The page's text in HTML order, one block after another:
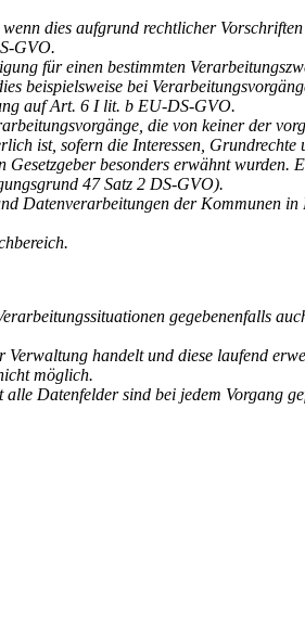
dies aufgrund rechtlicher
GVO.
für einen bestimmten
beispielsweise bei
auf Art. 6 I lit. b EU-DS-GVO.
die von keiner der
ist, sofern die Interessen,
besonders erwähnt wurden.
47 Satz 2 DS-GVO).
Datenverarbeitungen der Kommunen in
gegebenenfalls
handelt und diese laufend
möglich.
Datenfelder sind bei jedem Vorgang